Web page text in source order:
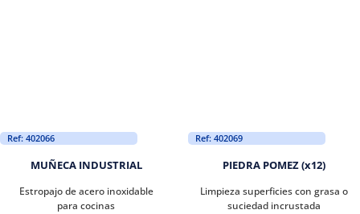
Ref: 402066
MUÑECA INDUSTRIAL
Estropajo de acero inoxidable
para cocinas
Ref: 402069
PIEDRA POMEZ (x12)
Limpieza superficies con grasa o
suciedad incrustada